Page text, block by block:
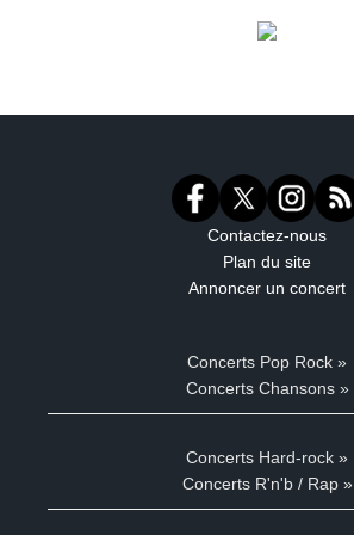
Contactez-nous
Plan du site
Annoncer un concert
Concerts Pop Rock »
Concerts Chansons »
Concerts Hard-rock »
Concerts R'n'b / Rap »